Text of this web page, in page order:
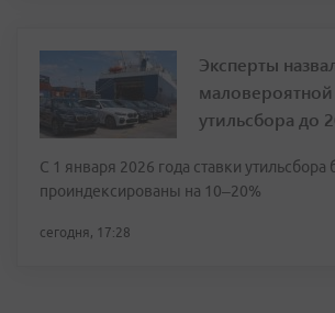
Эксперты
утильсбора до
С 1 января 2026 года ставки утильсбора
проиндексированы на 10–20%
сегодня, 17:28